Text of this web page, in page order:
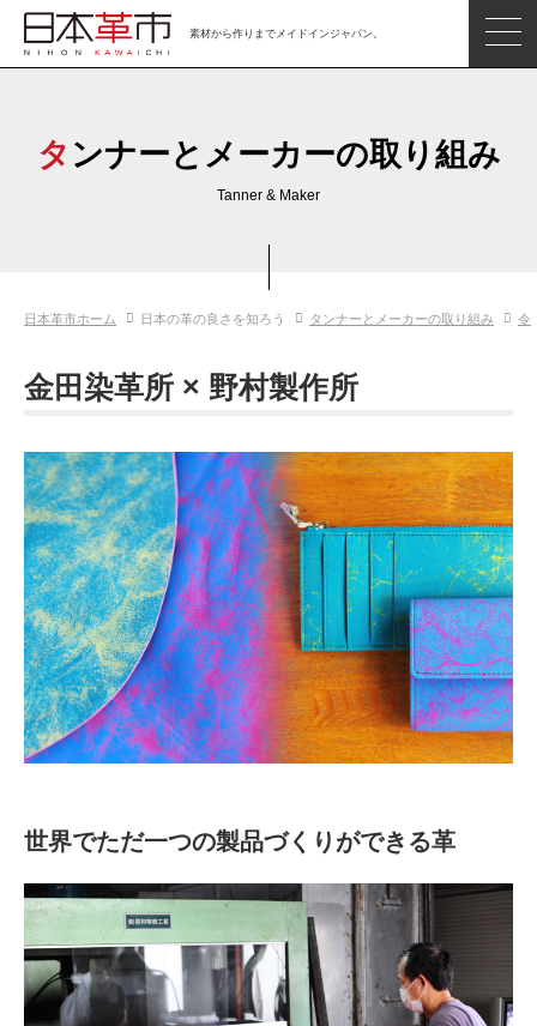
素材から作りまでメイドインジャパン。
日本の革
革市通信
日本の革の良さを知ろう
閲覧したアイテム
タンナーとメーカーの取り組み
Tanner & Maker
日本革市ホーム 日本の革の良さを知ろう タンナーとメーカーの取り組み 令
金田染革所 × 野村製作所
世界でただ一つの製品づくりができる革